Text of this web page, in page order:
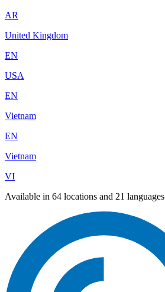
AR
United Kingdom
EN
USA
EN
Vietnam
EN
Vietnam
VI
Available in 64 locations and 21 languages